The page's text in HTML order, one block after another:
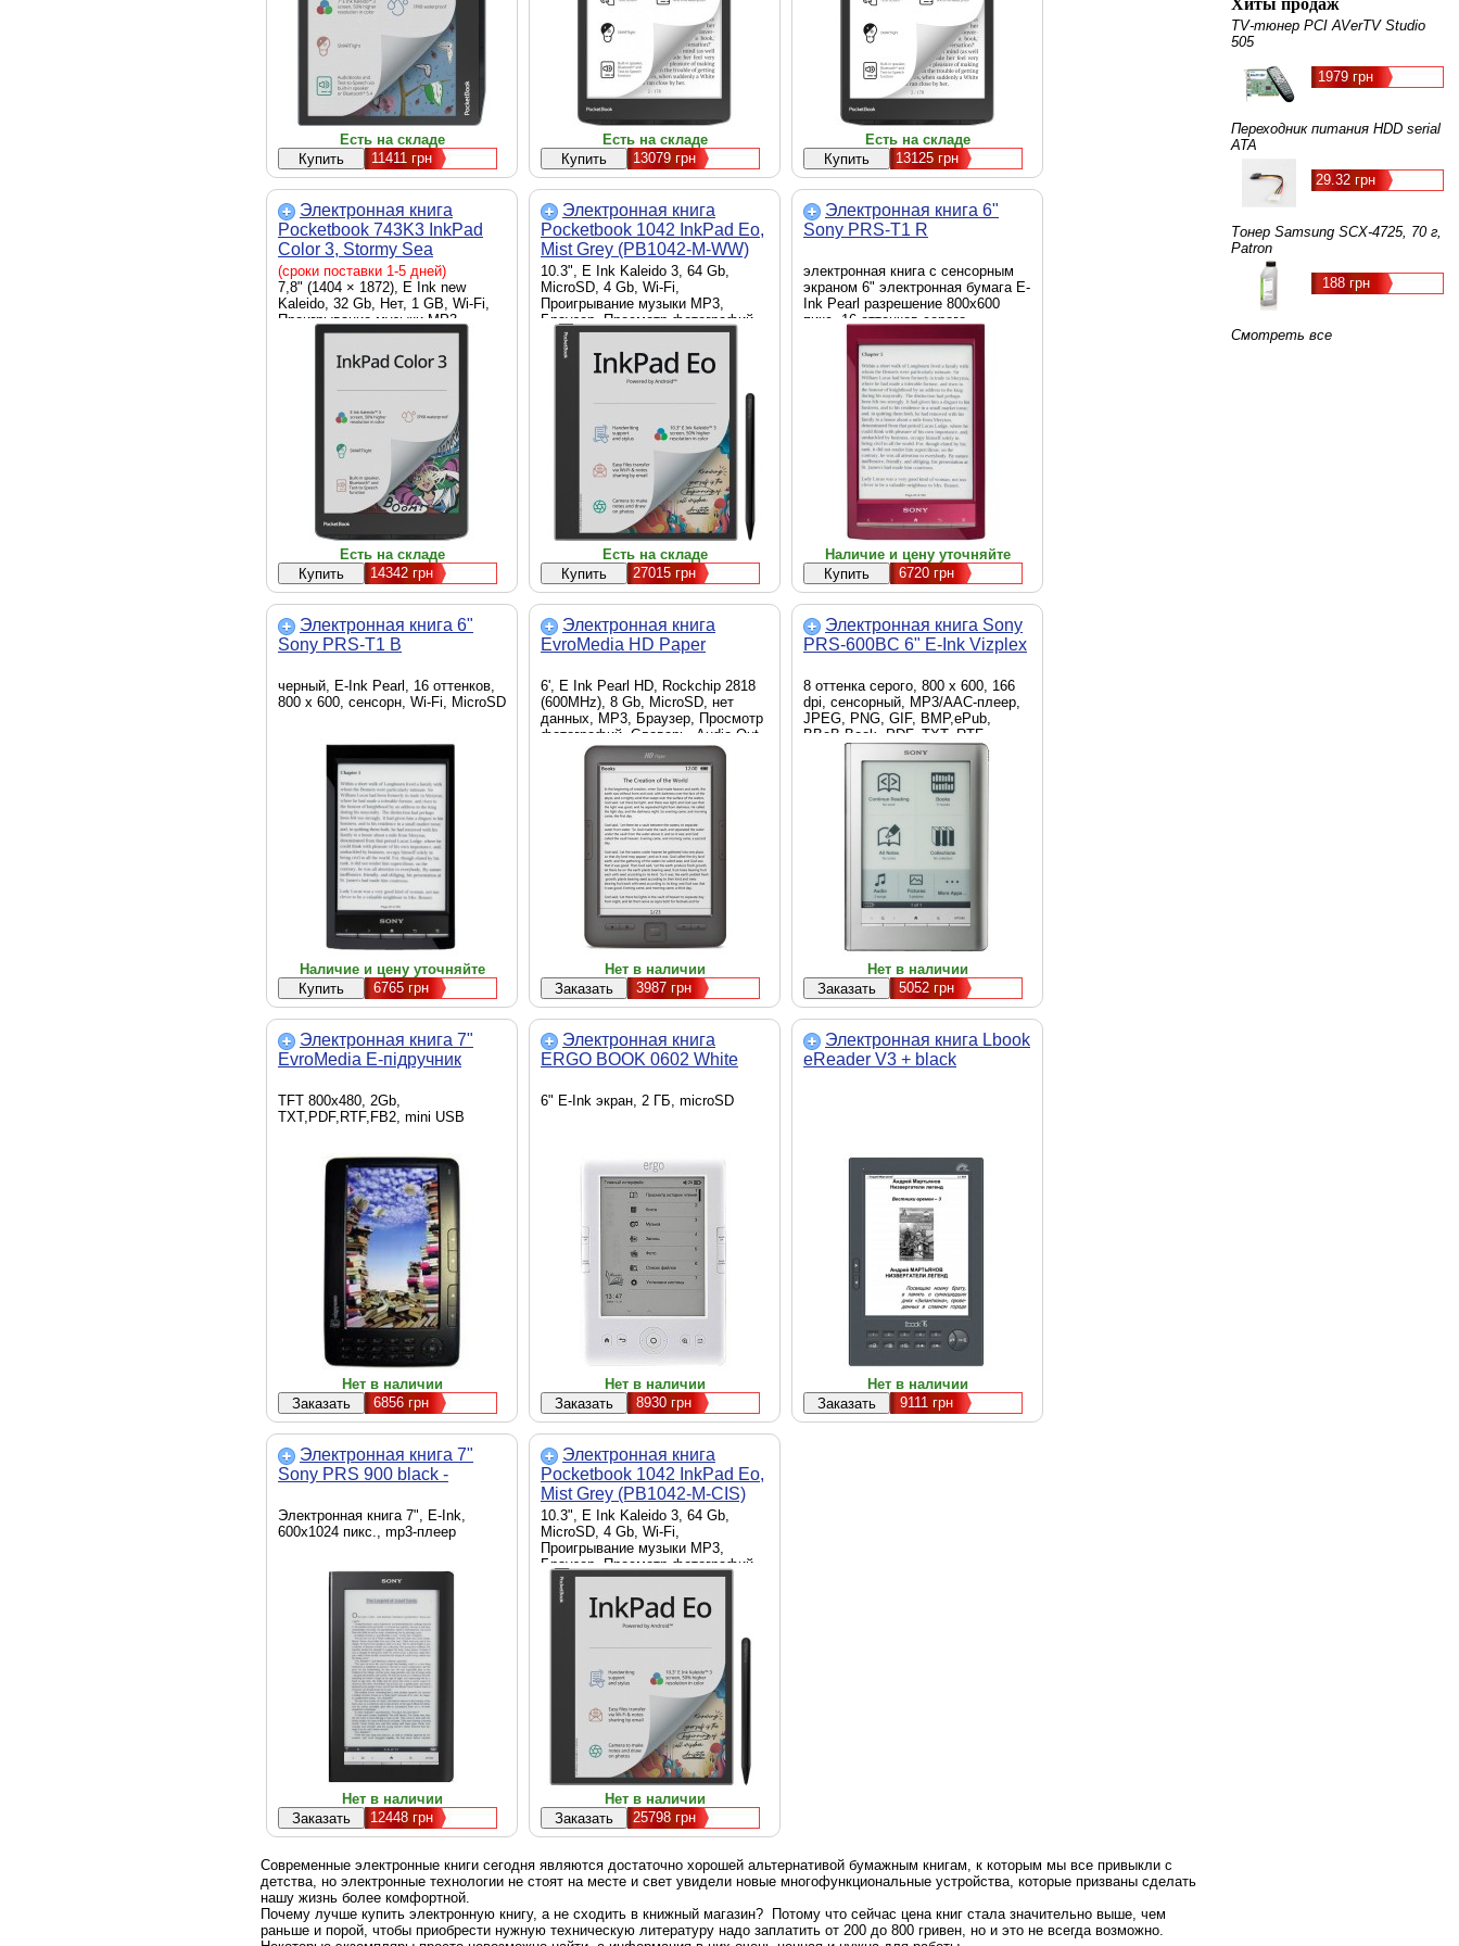
Есть на складе
11411грн
Есть на складе
13079грн
Есть на складе
13125грн
Электронная книга
Pocketbook 743K3 InkPad
Color 3, Stormy Sea
(PB743K3-1-CIS)
(сроки поставки 1-5 дней)
7,8" (1404 × 1872), E Ink new
Kaleido, 32 Gb, Нет, 1 GB, Wi-Fi,
Проигрывание музыки MP3,
Браузер, Просмотр фотографий,
Словарь, Програвання музики
OGG, M4A, M4B, OGG.ZIP, USB
Есть на складе
14342грн
Электронная книга
Pocketbook 1042 InkPad Eo,
Mist Grey (PB1042-M-WW)
10.3", E Ink Kaleido 3, 64 Gb,
MicroSD, 4 Gb, Wi-Fi,
Проигрывание музыки MP3,
Браузер, Просмотр фотографий,
Словарь, Проигрывание музыки
MP3, WAV, USB Type C, Wi-Fi,
Bluetooth, серый, 4000 mAh, 226 х
191 х 7 мм, 470 г
Есть на складе
27015грн
Электронная книга 6"
Sony PRS-T1 R
электронная книга с сенсорным
экраном 6" электронная бумага E-
Ink Pearl разрешение 800x600
пикс. 16 оттенков серого
текстовые форматы: fb2, ePub,
TXT, PDF встроенный mp3-плеер
передача данных через Wi-Fi
Наличие и цену уточняйте
6720 грн
Электронная книга 6"
Sony PRS-T1 B
черный, E-Ink Pearl, 16 оттенков,
800 x 600, сенсорн, Wi-Fi, MicroSD
Наличие и цену уточняйте
6765 грн
Электронная книга
EvroMedia HD Paper
6', E Ink Pearl HD, Rockchip 2818
(600MHz), 8 Gb, MicroSD, нет
данных, MP3, Браузер, Просмотр
фотографий, Словарь, Audio-Out
3.5mm, MiniUSB, Wi-Fi, серая, Li-
Pol, 1500 mAh, 174 х 124 х 9 мм
Нет в наличии
3987 грн
Электронная книга Sony
PRS-600BC 6" E-Ink Vizplex
8 оттенка серого, 800 x 600, 166
dpi, сенсорный, MP3/AAC-плеер,
JPEG, PNG, GIF, BMP,ePub,
BBeB Book, PDF, TXT, RTF,
Micrsoft Word,512Мб+Memory
Stick PRO Duo SD Card до
Нет в наличии
5052 грн
Электронная книга 7"
EvroMedia E-підручник
TFT 800х480, 2Gb,
TXT,PDF,RTF,FB2, mini USB
Нет в наличии
6856 грн
Электронная книга
ERGO BOOK 0602 White
6" E-Ink экран, 2 ГБ, microSD
Нет в наличии
8930 грн
Электронная книга Lbook
eReader V3 + black
Нет в наличии
9111 грн
Электронная книга 7"
Sony PRS 900 black -
Электронная книга 7", E-Ink,
600x1024 пикс., mp3-плеер
Нет в наличии
12448грн
Электронная книга
Pocketbook 1042 InkPad Eo,
Mist Grey (PB1042-M-CIS)
10.3", E Ink Kaleido 3, 64 Gb,
MicroSD, 4 Gb, Wi-Fi,
Проигрывание музыки MP3,
Браузер, Просмотр фотографий,
Словарь, Проигрывание музыки
MP3, WAV, USB Type C, Wi-Fi,
Bluetooth, серый, 4000 mAh, 470 г
Нет в наличии
25798грн
Современные электронные книги сегодня являются достаточно хорошей альтернативой бумажным книгам, к которым мы все привыкли с
детства, но электронные технологии не стоят на месте и свет увидели новые многофункциональные устройства, которые призваны сделать
нашу жизнь более комфортной.
Почему лучше купить электронную книгу, а не сходить в книжный магазин? Потому что сейчас цена книг стала значительно выше, чем
раньше и порой, чтобы приобрести нужную техническую литературу надо заплатить от 200 до 800 гривен, но и это не всегда возможно.
Хиты продаж
TV-тюнер PCI AVerTV Studio
505
1979 грн
Переходник питания HDD serial
ATA
29.32 грн
Тонер Samsung SCX-4725, 70 г,
Patron
188 грн
Смотреть все